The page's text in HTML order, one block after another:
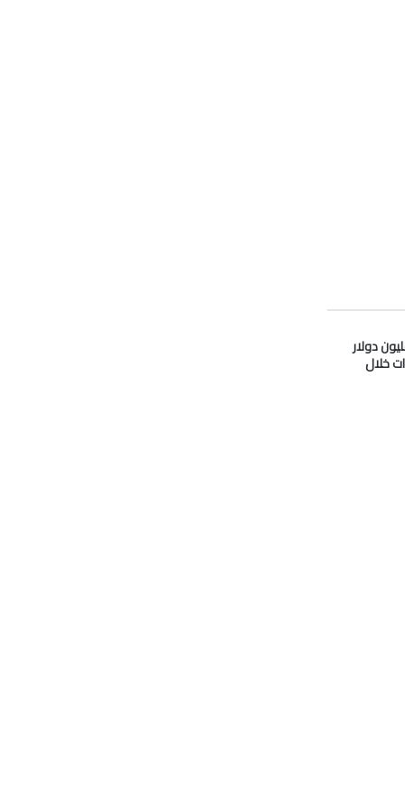
تدفع 33 مليون دولار
خلال